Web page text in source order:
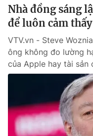
Nhà đồng sáng
để luôn cảm
VTV.vn - Steve
ông không đo lường
của Apple hay tài sản